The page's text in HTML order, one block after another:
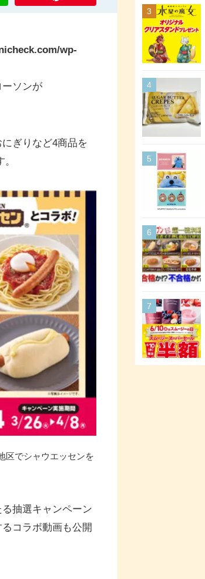
wp-
ソンが
にぎりなど4商品を
区でシャウエッセンを
抽選キャンペーン
コラボ動画も公開